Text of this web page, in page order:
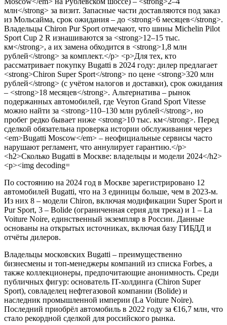
По состоянию на 2024 год в Москве зарегистрировано 12
автомобилей Bugatti, что на 3 единицы больше, чем в 2023-м.
Из них 8 – модели Chiron, включая модификации Super Sport и
Pur Sport, 3 – Bolide (ограниченная серия для трека) и 1 – La
Voiture Noire, единственный экземпляр в России. Данные
основаны на открытых источниках, включая базу ГИБДД и
отчёты дилеров.
Владельцы московских Bugatti – преимущественно
бизнесмены и топ-менеджеры компаний из списка Forbes, а
также коллекционеры, предпочитающие анонимность. Среди
публичных фигур: основатель IT-холдинга (Chiron Super
Sport), совладелец нефтегазовой компании (Bolide) и
наследник промышленной империи (La Voiture Noire).
Последний приобрёл автомобиль в 2022 году за €16,7 млн, что
стало рекордной сделкой для российского рынка.